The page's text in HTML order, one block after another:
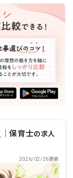
｜保育士の求人
2026/02/26更新